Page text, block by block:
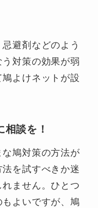
避剤などのよう
対策の効果が弱
よけネットが設
談を！
鳩対策の方法が
を試すべきか迷
ません。ひとつ
よいですが、鳩